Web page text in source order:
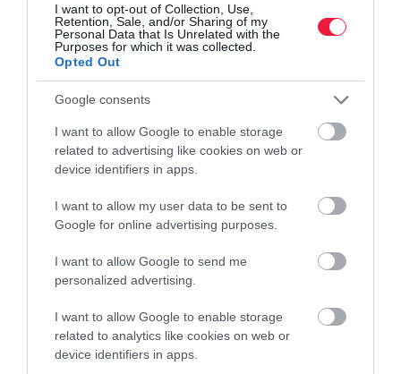
I want to opt-out of Collection, Use,
Retention, Sale, and/or Sharing of my
Personal Data that Is Unrelated with the
Purposes for which it was collected.
Opted Out
Google consents
I want to allow Google to enable storage
related to advertising like cookies on web or
device identifiers in apps.
I want to allow my user data to be sent to
Google for online advertising purposes.
I want to allow Google to send me
personalized advertising.
I want to allow Google to enable storage
related to analytics like cookies on web or
device identifiers in apps.